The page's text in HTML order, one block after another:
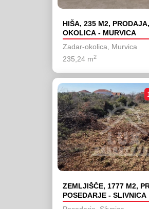
HIŠA, 235 M2,
OKOLICA - MURVICA
Zadar-okolica, Murvica
235,24 m2
ZEMLJIŠČE, 1777 M2,
POSEDARJE - SLIVNICA